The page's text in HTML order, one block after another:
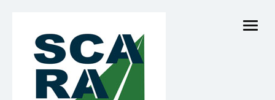
content
open